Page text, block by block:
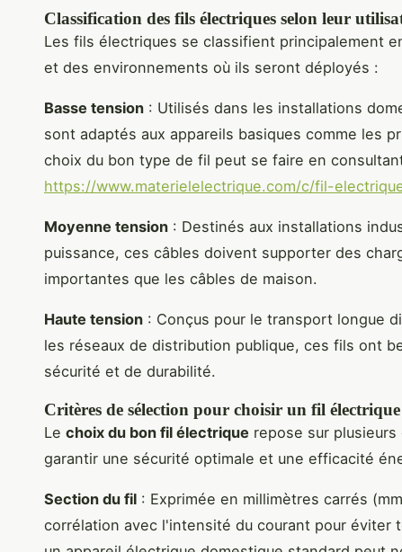
Classification des fils électriques selon leur
Les fils électriques se classifient principalement
et des environnements où ils seront déployés :
Basse tension : Utilisés dans les installations
sont adaptés aux appareils basiques comme les
choix du bon type de fil peut se faire en
https://www.materielelectrique.com/c/fil-
Moyenne tension : Destinés aux installations
puissance, ces câbles doivent supporter des
importantes que les câbles de maison.
Haute tension : Conçus pour le transport longue
les réseaux de distribution publique, ces fils ont
sécurité et de durabilité.
Critères de sélection pour choisir un fil
Le choix du bon fil électrique repose sur
garantir une sécurité optimale et une efficacité
Section du fil : Exprimée en millimètres carrés
corrélation avec l'intensité du courant pour éviter